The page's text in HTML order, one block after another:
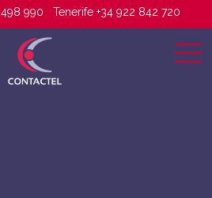
498 990 Tenerife +34 922 842 720